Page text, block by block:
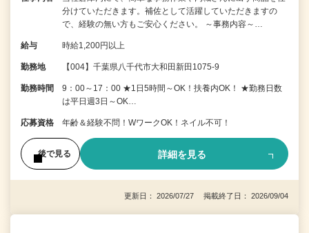
分けていただきます。補佐として活躍していただきますの
で、経験の無い方もご安心ください。 ～事務内容～…
給与 時給1,200円以上
勤務地 【004】千葉県八千代市大和田新田1075-9
勤務時間
9：00～17：00 ★1日5時間～OK！扶養内OK！ ★勤務日数
は平日週3日～OK…
応募資格 年齢＆経験不問！WワークOK！ネイル不可！
後で見る 詳細を見る
更新日： 2026/07/27 掲載終了日： 2026/09/04